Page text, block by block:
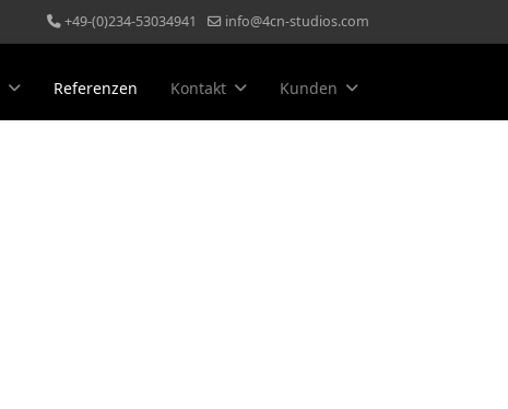
+49-(0)234-53034941 info@4cn-studios.com
Referenzen Kontakt Kunden